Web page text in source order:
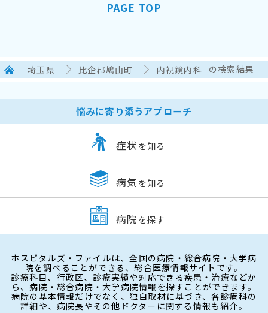
PAGE TOP
埼玉県 比企郡鳩山町 内視鏡内科 の検索結果
悩みに寄り添うアプローチ
症状 を知る
病気 を知る
病院 を探す
ホスピタルズ・ファイルは、全国の病院・総合病院・大学病
院を調べることができる、総合医療情報サイトです。
診療科目、行政区、診療実績や対応できる疾患・治療などか
ら、病院・総合病院・大学病院情報を探すことができます。
病院の基本情報だけでなく、独自取材に基づき、各診療科の
詳細や、病院長やその他ドクターに関する情報も紹介。